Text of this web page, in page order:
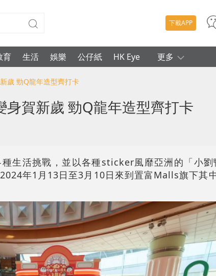
下載APP
育 生活 娛樂 公仔紙 HK Eye 更多
歲 勁Q龍年造型齊打卡
賀新歲 勁Q龍年造型齊打卡
生活挑戰，並以各種sticker風靡亞洲的「小劉
年1月13日至3月10日來到置富Malls旗下其